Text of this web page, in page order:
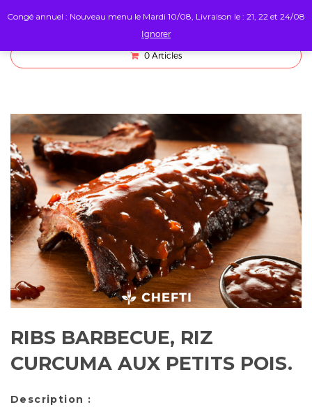
0 Articles
RIBS BARBECUE, RIZ
CURCUMA AUX PETITS POIS.
Description :
Congé annuel : Nouveau menu le Mardi 10/08, Livraison le : 21, 22 et 24/08
Ignorer